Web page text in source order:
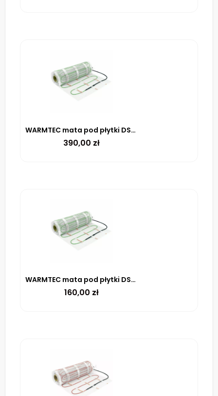
WARMTEC mata pod płytki DSE-35 100 W/m² – 3.5M²
390,00 zł
WARMTEC mata pod płytki DSE-10 100 W/m² – 1m²
160,00 zł